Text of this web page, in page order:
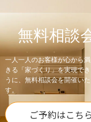
無料相談
一人一人のお客様が心から
きる「家づくり」を実現でき
うに、無料相談会を開催いた
す。
ご予約はこち